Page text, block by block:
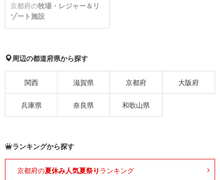
京都府の牧場・レジャー＆リ
ゾート施設
周辺の都道府県から探す
関西 滋賀県 京都府 大阪府
兵庫県 奈良県 和歌山県
ランキングから探す
京都府の夏休み人気夏祭り ランキング